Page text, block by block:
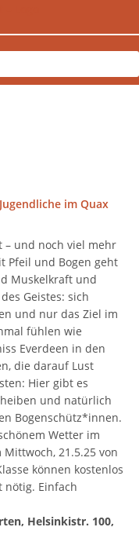
im Quax
– und noch viel mehr
Pfeil und Bogen geht
Muskelkraft und
Geistes: sich
und nur das Ziel im
fühlen wie
Everdeen in den
die darauf Lust
Hier gibt es
und natürlich
Bogenschütz*innen.
Wetter im
Mittwoch, 21.5.25 von
können kostenlos
Einfach
Helsinkistr. 100,